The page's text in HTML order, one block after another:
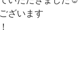
ざいます